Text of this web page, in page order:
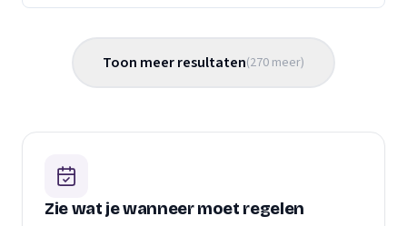
Toon meer resultaten(270 meer)
Zie wat je wanneer moet regelen